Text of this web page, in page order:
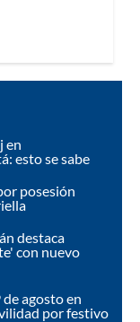
en
esto se sabe
posesión
destaca
con nuevo
agosto en
por festivo